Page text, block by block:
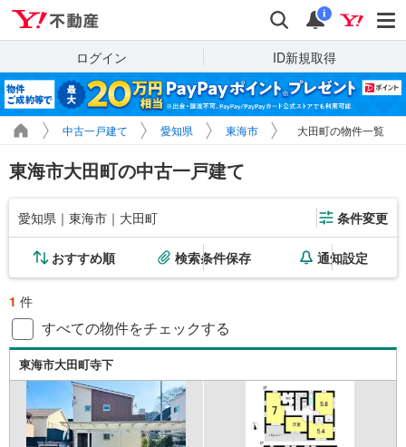
検索 通知
i
ログイン ID新規取得
中古一戸建て 愛知県 東海市 大田町の物件一覧
東海市大田町の中古一戸建て
愛知県｜東海市｜大田町 条件変更
おすすめ順 検索条件保存 通知設定
1 件
すべての物件をチェックする
東海市大田町寺下